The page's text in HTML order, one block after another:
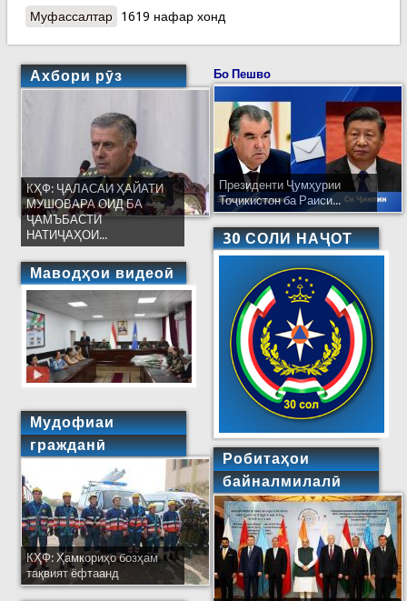
Муфассалтаро Такаши Камада гуфт, ки аз Тоҷикистон
1619 нафар хонд
Ахбори рӯз
КҲФ: ҶАЛАСАИ ҲАЙАТИ
МУШОВАРА ОИД БА
ҶАМЪБАСТИ
НАТИҶАҲОИ...
Маводҳои видеоӣ
Мудофиаи
гражданӣ
КҲФ: Ҳамкориҳо бозҳам
тақвият ёфтаанд
Бо Пешво
Президенти Ҷумҳурии
Тоҷикистон ба Раиси...
30 СОЛИ НАҶОТ
Робитаҳои
байналмилалӣ